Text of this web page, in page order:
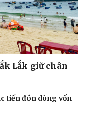
Lắk giữ chân
tiến đón dòng vốn